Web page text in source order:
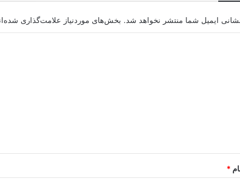
ایمیل شما منتشر نخواهد شد. بخش‌های موردنیاز علامت‌گذاری
*